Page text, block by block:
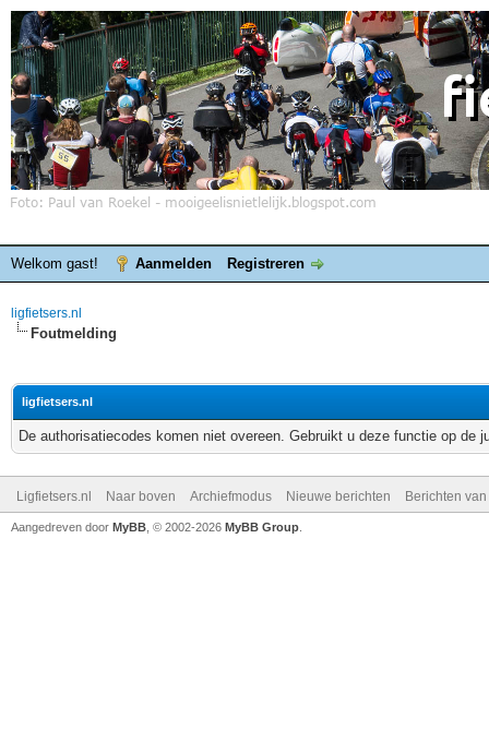
Welkom gast! Aanmelden Registreren
ligfietsers.nl
Foutmelding
ligfietsers.nl
De authorisatiecodes komen niet overeen. Gebruikt u deze functie op de
Ligfietsers.nl Naar boven Archiefmodus Nieuwe berichten Berichten
Aangedreven door MyBB , © 2002-2026 MyBB Group